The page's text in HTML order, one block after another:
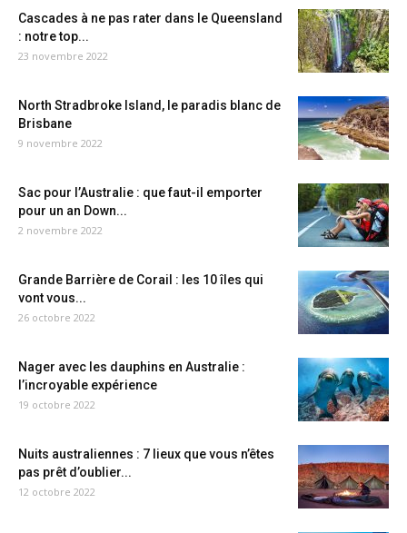
Cascades à ne pas rater dans le Queensland
: notre top...
23 novembre 2022
North Stradbroke Island, le paradis blanc de
Brisbane
9 novembre 2022
Sac pour l’Australie : que faut-il emporter
pour un an Down...
2 novembre 2022
Grande Barrière de Corail : les 10 îles qui
vont vous...
26 octobre 2022
Nager avec les dauphins en Australie :
l’incroyable expérience
19 octobre 2022
Nuits australiennes : 7 lieux que vous n’êtes
pas prêt d’oublier...
12 octobre 2022